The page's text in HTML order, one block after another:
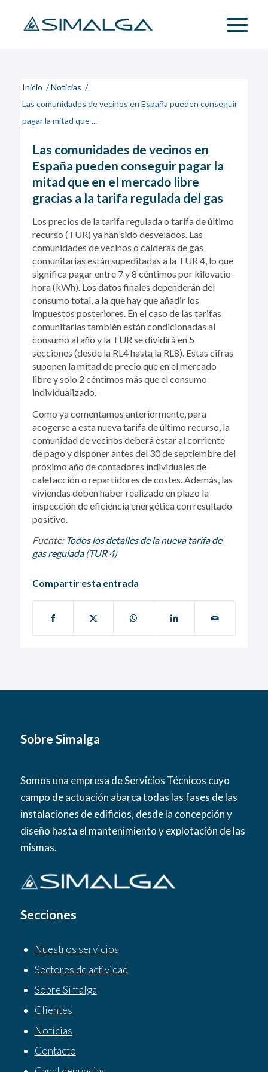
Inicio / Noticias /
Las comunidades de vecinos en España pueden conseguir
pagar la mitad que ...
Las comunidades de vecinos en
España pueden conseguir pagar la
mitad que en el mercado libre
gracias a la tarifa regulada del gas
Los precios de la tarifa regulada o tarifa de último
recurso (TUR) ya han sido desvelados. Las
comunidades de vecinos o calderas de gas
comunitarias están supeditadas a la TUR 4, lo que
significa pagar entre 7 y 8 céntimos por kilovatio-
hora (kWh). Los datos finales dependerán del
consumo total, a la que hay que añadir los
impuestos posteriores. En el caso de las tarifas
comunitarias también están condicionadas al
consumo al año y la TUR se dividirá en 5
secciones (desde la RL4 hasta la RL8). Estas cifras
suponen la mitad de precio que en el mercado
libre y solo 2 céntimos más que el consumo
individualizado.
Como ya comentamos anteriormente, para
acogerse a esta nueva tarifa de último recurso, la
comunidad de vecinos deberá estar al corriente
de pago y disponer antes del 30 de septiembre del
próximo año de contadores individuales de
calefacción o repartidores de costes. Además, las
viviendas deben haber realizado en plazo la
inspección de eficiencia energética con resultado
positivo.
Fuente: Todos los detalles de la nueva tarifa de
gas regulada (TUR 4)
Compartir esta entrada
Sobre Simalga
Somos una empresa de Servicios Técnicos cuyo
campo de actuación abarca todas las fases de las
instalaciones de edificios, desde la concepción y
diseño hasta el mantenimiento y explotación de las
mismas.
Secciones
Nuestros servicios
Sectores de actividad
Sobre Simalga
Clientes
Noticias
Contacto